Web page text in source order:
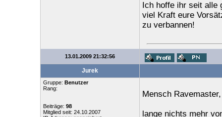
Ich hoffe ihr seit alle
viel Kraft eure
zu verbannen!
13.01.2009 21:32:56
Jurek
Gruppe: Benutzer
Rang:
Beiträge: 98
Mitglied seit: 24.10.2007
Mensch Ravemaster,
lange nichts mehr